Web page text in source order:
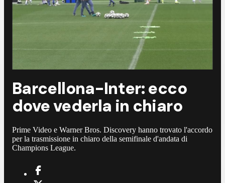
Barcellona-Inter: ecco
dove vederla in chiaro
Prime Video e Warner Bros. Discovery hanno trovato l'accordo
per la trasmissione in chiaro della semifinale d'andata di
Champions League.